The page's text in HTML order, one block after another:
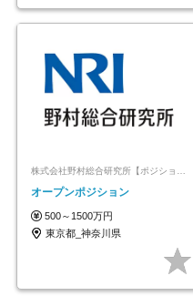
株式会社野村総合研究所【ポジションマッチ登録】
オープンポジション
500～1500万円
東京都_神奈川県